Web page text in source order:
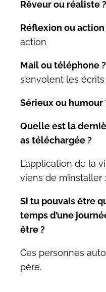
Rêveur ou réaliste ?
Réflexion ou action
action
Mail ou téléphone ?
s’envolent les
Sérieux ou humour
Quelle est la
as téléchargée ?
L’application de la
viens de m’installer
Si tu pouvais être
temps d’une
être ?
Ces personnes
père.